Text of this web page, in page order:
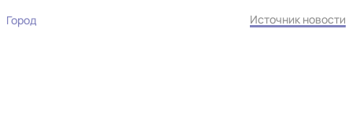
Город Источник новости